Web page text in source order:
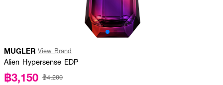
MUGLER View Brand
Alien Hypersense EDP
฿3,150 ฿4,200